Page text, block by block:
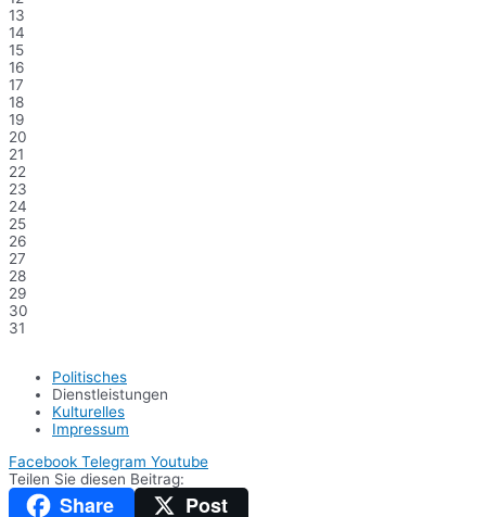
13
14
15
16
17
18
19
20
21
22
23
24
25
26
27
28
29
30
31
Politisches
Dienstleistungen
Kulturelles
Impressum
Facebook Telegram Youtube
Teilen Sie diesen Beitrag:
Share Post